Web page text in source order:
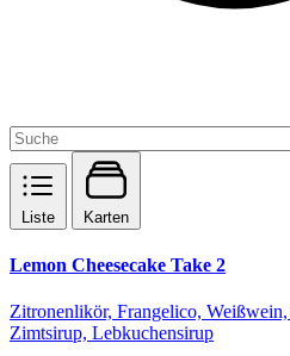
Liste Karten
Lemon Cheesecake Take 2
Zitronenlikör, Frangelico,
Zimtsirup, Lebkuchensirup